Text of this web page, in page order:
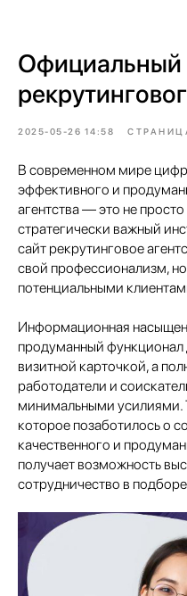
Официальный
2025-05-26 14:58
В современном мире
эффективного и
агентства — это не
стратегически важный
сайт рекрутинговое
свой профессионализм,
потенциальными
Информационная
продуманный функционал
визитной карточкой, а
работодатели и
минимальными усилиями.
которое позаботилось о
качественного и
получает возможность
сотрудничество в